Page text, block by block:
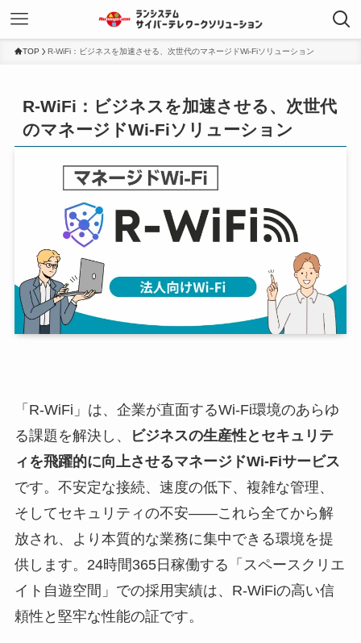
TOP R-WiFi：ビジネスを加速させる、次世代のマネージドWi-Fiソリューション
R-WiFi：ビジネスを加速させる、次世代
のマネージドWi-Fiソリューション
「R-WiFi」は、企業が直面するWi-Fi環境のあらゆ
る課題を解決し、
ビジネスの生産性とセキュリテ
ィを飛躍的に向上させるマネージドWi-Fiサービス
です。不安定な接続、速度の低下、複雑な管理、
そしてセキュリティの不安――これら全てから解
放され、より本質的な業務に集中できる環境を提
供します。24時間365日稼働する「スペースクリエ
イト自遊空間」での採用実績は、R-WiFiの高い信
頼性と堅牢な性能の証です。